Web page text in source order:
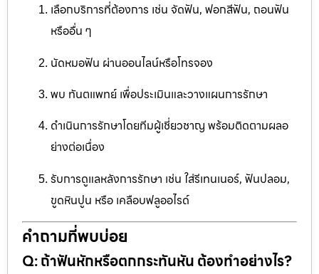
เลือกบริการที่ต้องการ เช่น จัดฟัน, ฟอกสีฟัน, ถอนฟัน
หรืออื่น ๆ
นัดหมอฟัน ผ่านออนไลน์หรือโทรจอง
พบ ทันตแพทย์ เพื่อประเมินและวางแผนการรักษา
ดำเนินการรักษาโดยทีมผู้เชี่ยวชาญ พร้อมติดตามผลอ
ย่างต่อเนื่อง
รับการดูแลหลังการรักษา เช่น ใส่รีเทนเนอร์, ฟันปลอม,
ขูดหินปูน หรือ เคลือบฟลูออไรด์
คำถามที่พบบ่อย
Q: ถ้าฟันหักหรือตกกระทันหัน ต้องทำอย่างไร?